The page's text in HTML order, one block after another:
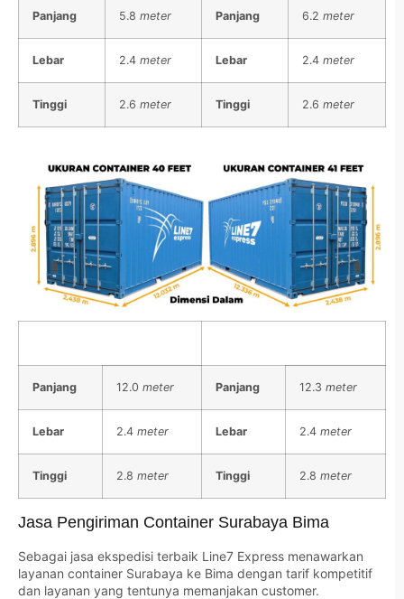
Panjang 5.8 meter Panjang 6.2 meter
Lebar 2.4 meter Lebar 2.4 meter
Tinggi 2.6 meter Tinggi 2.6 meter
Panjang 12.0 meter Panjang 12.3 meter
Lebar 2.4 meter Lebar 2.4 meter
Tinggi 2.8 meter Tinggi 2.8 meter
Jasa Pengiriman Container Surabaya Bima
Sebagai jasa ekspedisi terbaik Line7 Express menawarkan
layanan container Surabaya ke Bima dengan tarif kompetitif
dan layanan yang tentunya memanjakan customer.